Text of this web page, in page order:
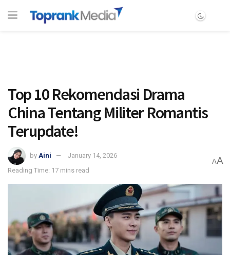
Top 10 Rekomendasi Drama
China Tentang Militer Romantis
Terupdate!
by Aini
January 14, 2026
Reading Time: 17 mins read
AA